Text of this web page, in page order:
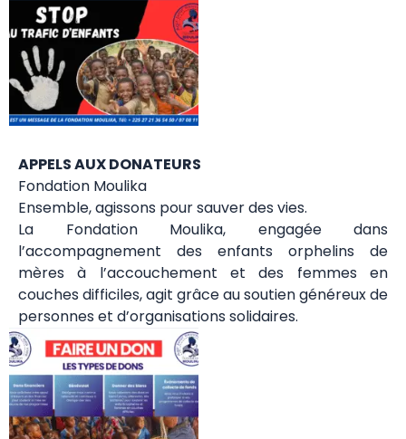
APPELS AUX DONATEURS
Fondation Moulika
Ensemble, agissons pour sauver des vies.
La Fondation Moulika, engagée dans
l’accompagnement des enfants orphelins de
mères à l’accouchement et des femmes en
couches difficiles, agit grâce au soutien généreux de
personnes et d’organisations solidaires.